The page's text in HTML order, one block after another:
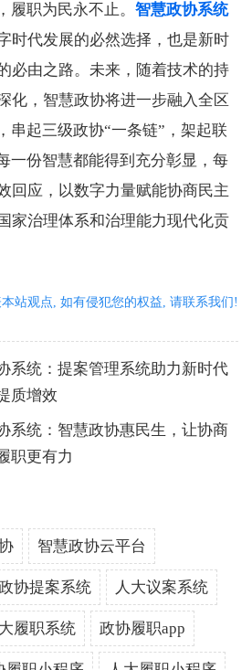
履职为民永不止。智慧政协系统
时代发展的必然选择，也是新时
必由之路。未来，随着技术的持
化，智慧政协将进一步融入全区
串起三级政协“一条链”，架起联
一份智慧都能得到充分彰显，每
回应，以数字力量赋能协商民主
家治理体系和治理能力现代化贡
站观点, 如有侵犯您的权益, 请联系我们!
系统：提案管理系统助力新时代
质增效
系统：智慧政协惠民生，让协商
职更有力
智慧政协云平台
协提案系统 人大议案系统
履职系统 政协履职app